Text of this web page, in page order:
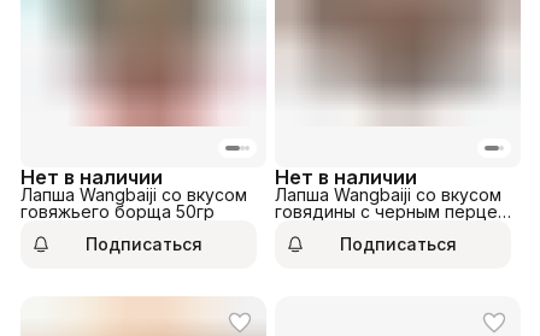
Нет в наличии
Лапша Wangbaiji со вкусом
говяжьего борща 50гр
Подписаться
Нет в наличии
Лапша Wangbaiji со вкусом
говядины с черным перцем
Подписаться